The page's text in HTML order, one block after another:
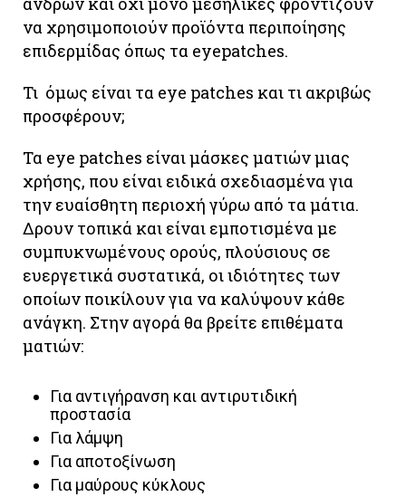
να χρησιμοποιούν προϊόντα περιποίησης
επιδερμίδας όπως τα eyepatches.
Τι όμως είναι τα eye patches και τι ακριβώς
προσφέρουν;
Τα eye patches είναι μάσκες ματιών μιας
χρήσης, που είναι ειδικά σχεδιασμένα για
την ευαίσθητη περιοχή γύρω από τα μάτια.
Δρουν τοπικά και είναι εμποτισμένα με
συμπυκνωμένους ορούς, πλούσιους σε
ευεργετικά συστατικά, οι ιδιότητες των
οποίων ποικίλουν για να καλύψουν κάθε
ανάγκη. Στην αγορά θα βρείτε επιθέματα
ματιών:
Για αντιγήρανση και αντιρυτιδική
προστασία
Για λάμψη
Για αποτοξίνωση
Για μαύρους κύκλους